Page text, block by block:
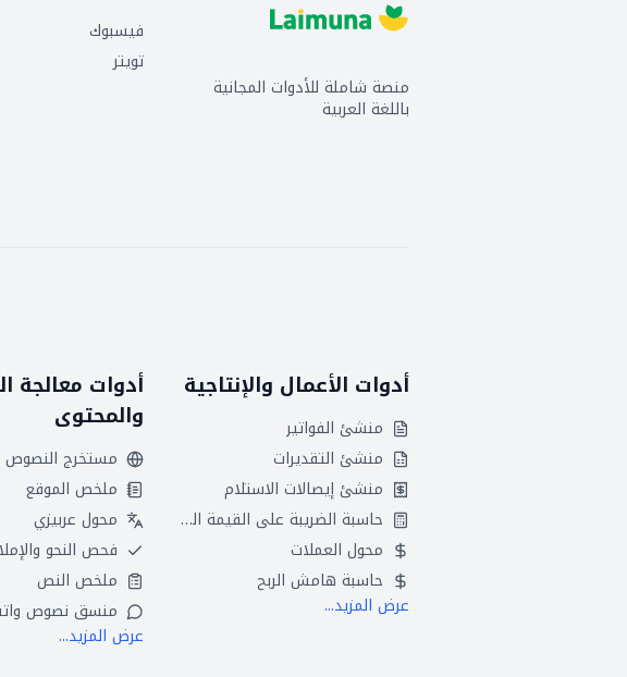
منصة شاملة للأدوات المجانية
باللغة العربية
فيسبوك
تويتر
أدوات الأعمال والإنتاجية
منشئ الفواتير
منشئ التقديرات
منشئ إيصالات الاستلام
حاسبة الضريبة على القيمة المضافة
محول العملات
حاسبة هامش الربح
عرض المزيد...
أدوات معالجة
والمحتوى
مستخرج النصوص
ملخص الموقع
محول عربيزي
فحص النحو
ملخص النص
منسق نصوص
عرض المزيد...